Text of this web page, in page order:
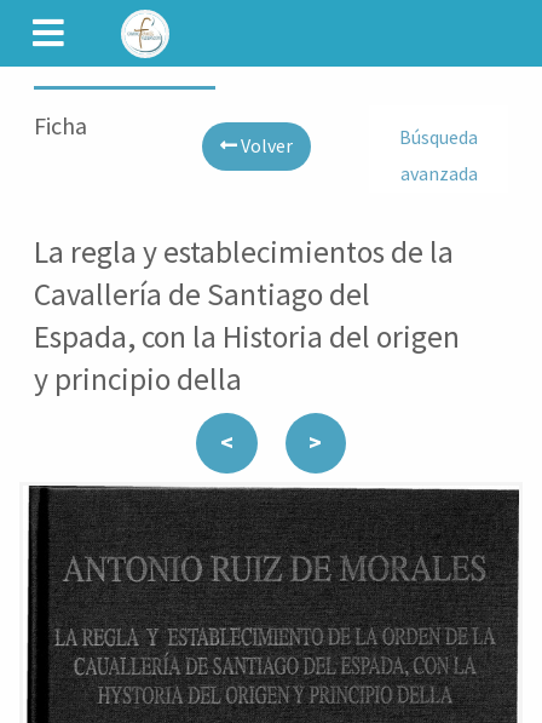
CAMINET
Ficha
Volver
Búsqueda
avanzada
La regla y establecimientos de la
Cavallería de Santiago del
Espada, con la Historia del origen
y principio della
< >